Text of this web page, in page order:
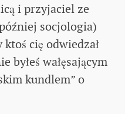
i przyjaciel ze
socjologia)
cię odwiedzał
byłeś wałęsającym
kundlem” o